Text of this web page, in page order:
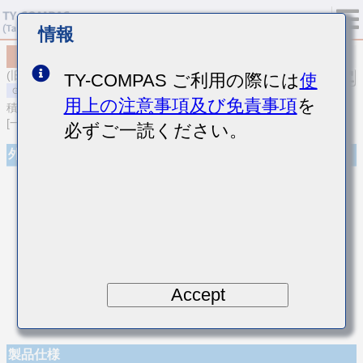
(旧品番 TMK042CG240JC-W)
積層セラミックコンデンサ
[一般用 積層セラミックコンデンサ (温度補償用)]
外観
製品仕様
情報
TY-COMPAS ご利用の際には使
用上の注意事項及び免責事項を
必ずご一読ください。
Accept